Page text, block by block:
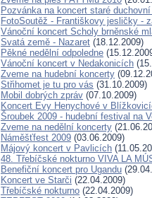
Pozvánka na koncert staré
FotoSoutěž - Františkovy jesličky -
Vánoční koncert Scholy brněnské
Svatá země - Nazaret (18.12.2009)
Pěkné nedělní odpoledne
Vánoční koncert v Nedakonicích
Zveme na hudební koncerty
Střihomet je tu pro vás (31.10.2009)
Mobil dobrých zpráv (07.10.2009)
Koncert Evy Henychové v
Šroubek 2009 - hudební festival na
Zveme na nedělní koncerty
Náměšťfest 2009 (03.06.2009)
Májový koncert v Pavlicích
48. Třebíčské nokturno VIVA LA
Benefiční koncert pro Ugandu
Koncert ve Starči (22.04.2009)
Třebíčské nokturno (22.04.2009)